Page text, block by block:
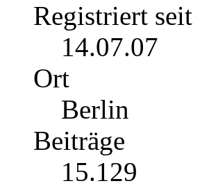
Registriert seit
14.07.07
Ort
Berlin
Beiträge
15.129